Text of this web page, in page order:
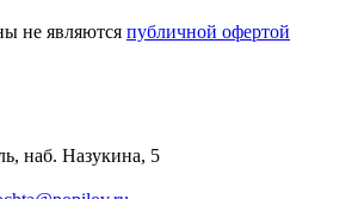
не являются публичной офертой
наб. Назукина, 5